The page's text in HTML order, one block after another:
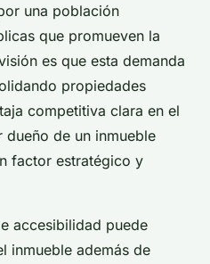
una población
que promueven la
es que esta demanda
propiedades
competitiva clara en el
de un inmueble
factor estratégico y
accesibilidad puede
inmueble además de